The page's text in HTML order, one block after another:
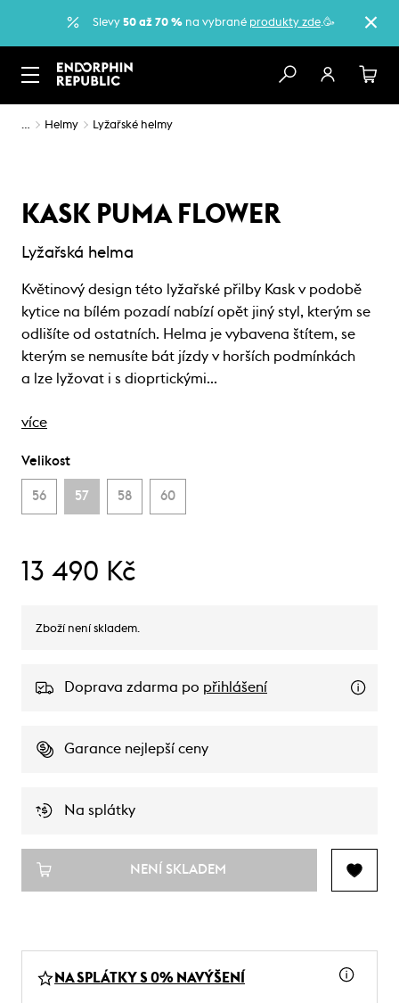
Slevy 50 až 70 % na vybrané produkty zde.🥳
… Helmy Lyžařské helmy
KASK PUMA FLOWER
Lyžařská helma
Květinový design této lyžařské přilby Kask v podobě
kytice na bílém pozadí nabízí opět jiný styl, kterým se
odlišíte od ostatních. Helma je vybavena štítem, se
kterým se nemusíte bát jízdy v horších podmínkách
a lze lyžovat i s dioprtickými…
více
Velikost
56 57 58 60
13 490 Kč
Zboží není skladem.
Doprava zdarma po přihlášení
Garance nejlepší ceny
Na splátky
NENÍ SKLADEM
NA SPLÁTKY S 0% NAVÝŠENÍ